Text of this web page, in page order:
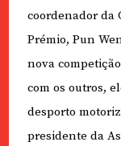
coordenador da
Prémio, Pun
nova
com os outros,
desporto
presidente da